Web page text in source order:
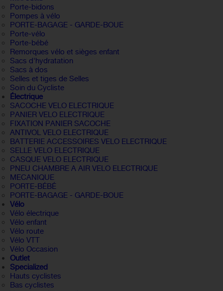
Porte-bidons
Pompes à vélo
PORTE-BAGAGE - GARDE-BOUE
Porte-vélo
Porte-bébé
Remorques vélo et sièges enfant
Sacs d'hydratation
Sacs à dos
Selles et tiges de Selles
Soin du Cycliste
Électrique
SACOCHE VELO ELECTRIQUE
PANIER VELO ELECTRIQUE
FIXATION PANIER SACOCHE
ANTIVOL VELO ELECTRIQUE
BATTERIE ACCESSOIRES VELO ELECTRIQUE
SELLE VELO ELECTRIQUE
CASQUE VELO ELECTRIQUE
PNEU CHAMBRE A AIR VELO ELECTRIQUE
MECANIQUE
PORTE-BÉBÉ
PORTE-BAGAGE - GARDE-BOUE
Vélo
Vélo électrique
Vélo enfant
Vélo route
Vélo VTT
Vélo Occasion
Outlet
Specialized
Hauts cyclistes
Bas cyclistes